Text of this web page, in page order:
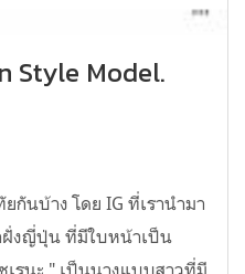
Style Model.
กันบ้าง โดย IG ที่เรานำมา
ฝั่งญี่ปุ่น ที่มีใบหน้าเป็น